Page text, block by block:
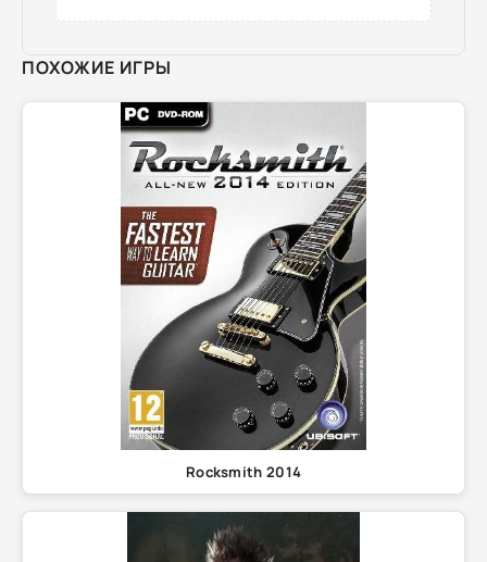
ПОХОЖИЕ ИГРЫ
Rocksmith 2014